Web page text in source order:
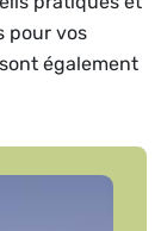
pour vos
également